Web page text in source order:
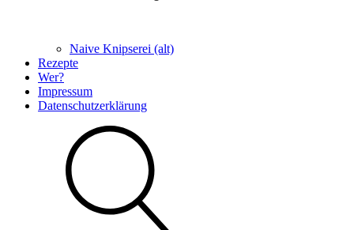
Naive Knipserei (alt)
Rezepte
Wer?
Impressum
Datenschutzerklärung